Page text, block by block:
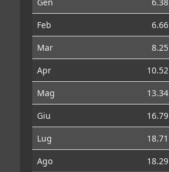
Feb
6.66
Mar
8.25
Apr
10.52
Mag
13.34
Giu
16.79
Lug
18.71
Ago
18.29